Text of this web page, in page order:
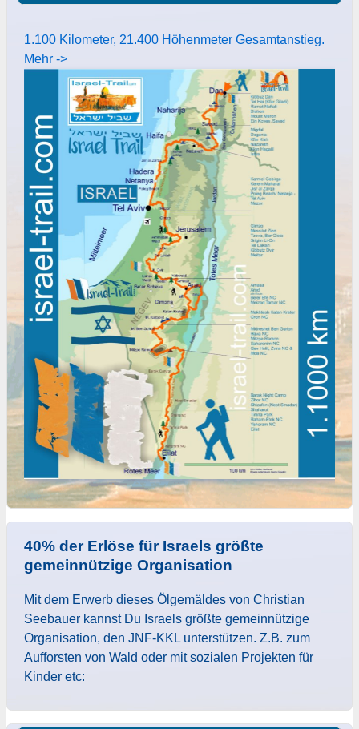
1.100 Kilometer, 21.400 Höhenmeter Gesamtanstieg.
Mehr ->
40% der Erlöse für Israels größte
gemeinnützige Organisation
Mit dem Erwerb dieses Ölgemäldes von Christian
Seebauer kannst Du Israels größte gemeinnützige
Organisation, den JNF-KKL unterstützen. Z.B. zum
Aufforsten von Wald oder mit sozialen Projekten für
Kinder etc: